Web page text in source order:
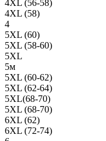
4XL (56-58)
4XL (58)
4
5XL (60)
5XL (58-60)
5XL
5м
5XL (60-62)
5XL (62-64)
5XL(68-70)
5XL (68-70)
6XL (62)
6XL (72-74)